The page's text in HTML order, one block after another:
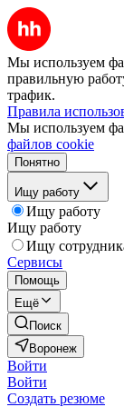
Мы используем
правильную
трафик.
Правила
Мы используем
файлов cookie
Понятно
Ищу работу
Ищу работу
Ищу работу
Ищу
Сервисы
Помощь
Ещё
Поиск
Воронеж
Войти
Войти
Создать резюме